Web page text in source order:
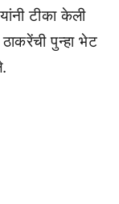
टीका केली
पुन्हा भेट